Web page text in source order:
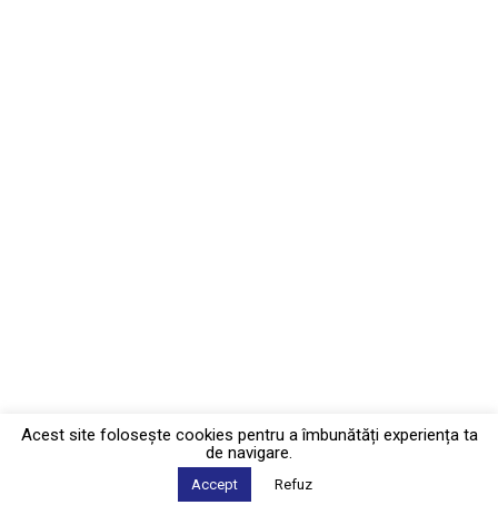
Acest site foloseşte cookies pentru a îmbunătăți experiența ta
de navigare.
Accept Refuz